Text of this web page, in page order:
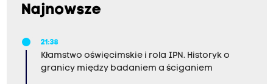
Najnowsze
21:38
Kłamstwo oświęcimskie i rola IPN. Historyk o
granicy między badaniem a ściganiem